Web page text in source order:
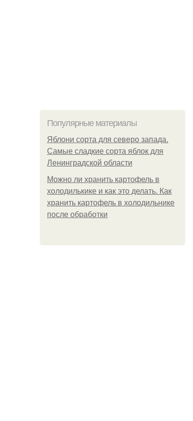
Популярные материалы
Яблони сорта для северо запада.
Самые сладкие сорта яблок для
Ленинградской области
Можно ли хранить картофель в
холодилькике и как это делать. Как
хранить картофель в холодильнике
после обработки